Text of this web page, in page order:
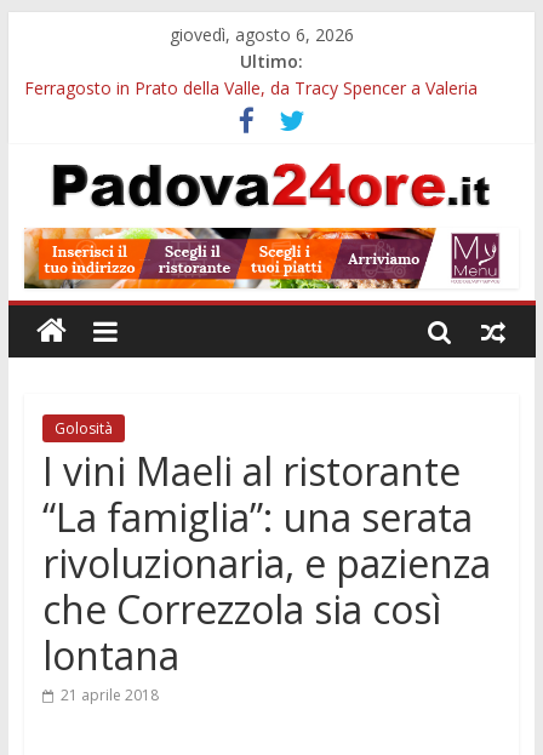
giovedì, agosto 6, 2026
Ultimo:
Ferragosto in Prato della Valle, da Tracy Spencer a Valeria
Euganea Film Festival 2026: 49 opere e 18 anteprime nei Colli
Euganei
Notturni padovani al Museo della Natura e dell’Uomo: date e
Organi in 3D al MUSME: il corpo umano si esplora con i visori
VR
Musei gratis a Padova per tutto agosto: chi entra e quali sedi
visitare
Golosità
I vini Maeli al ristorante
“La famiglia”: una serata
rivoluzionaria, e pazienza
che Correzzola sia così
lontana
21 aprile 2018